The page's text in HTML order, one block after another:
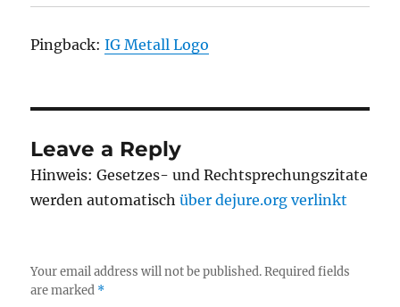
Pingback:IG Metall Logo
Leave a Reply
Hinweis: Gesetzes- und Rechtsprechungszitate
werden automatischüber dejure.org verlinkt
Your email address will not be published. Required fields
are marked *